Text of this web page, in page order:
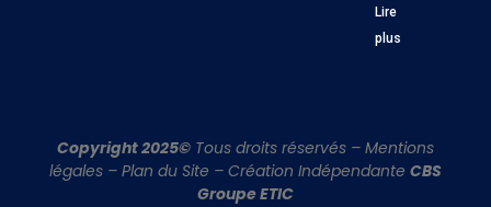
Copyright 2025© Tous droits réservés – Mentions
légales – Plan du Site – Création Indépendante CBS
Groupe ETIC
Lire
plus